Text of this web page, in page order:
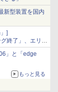
新型装置を国内
]
終了」、エリア
ルの課題
」と「edge
もっと見る